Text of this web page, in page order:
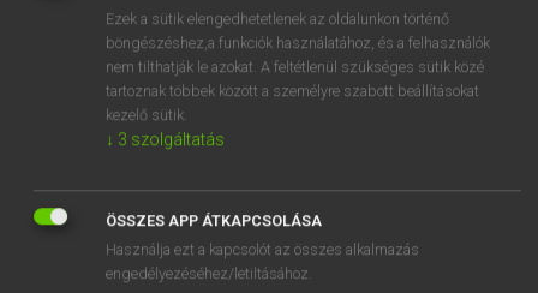
EURÓPAI UNIÓS TERMINOLÓGIAI SZÓTÁR
Kapcsolódó anyagok
echo-sounding device
echter Binnenmarkt
echter Bonito
Ezek a sütik elengedhetetlenek az oldalunkon történő
böngészéshez,a funkciók használatához, és a felhasználók
nem tilthatják le azokat. A feltétlenül szükséges sütik közé
tartoznak többek között a személyre szabott beállításokat
kezelő sütik.
↓ 3 szolgáltatás
ÖSSZES APP ÁTKAPCSOLÁSA
Használja ezt a kapcsolót az összes alkalmazás
engedélyezéséhez/letiltásához.